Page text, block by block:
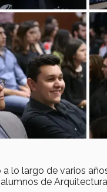
lo largo de varios
de